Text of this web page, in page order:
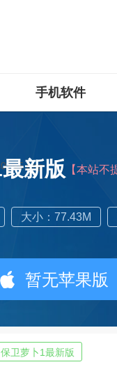
手机软件
新版 【本站不
大小：77.43M
暂无苹果版
保卫萝卜1最新版